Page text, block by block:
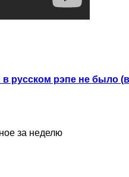
русском рэпе не было
за неделю